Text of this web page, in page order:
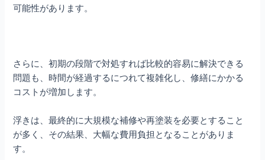
可能性があります。
さらに、初期の段階で対処すれば比較的容易に解決できる
問題も、時間が経過するにつれて複雑化し、修繕にかかる
コストが増加します。
浮きは、最終的に大規模な補修や再塗装を必要とすること
が多く、その結果、大幅な費用負担となることがありま
す。